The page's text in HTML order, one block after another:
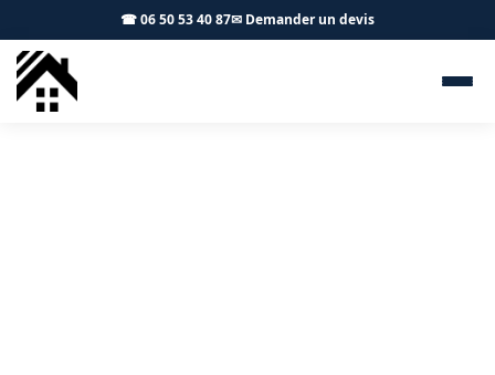
☎ 06 50 53 40 87✉ Demander un devis